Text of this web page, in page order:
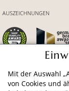
ZAHLUNGSARTEN
AUSZEICHNUNGEN
Mit der Auswahl
von Cookies und